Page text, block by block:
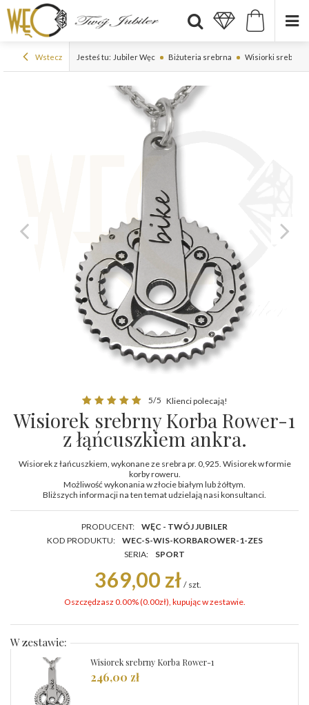
Wstecz Jesteś tu: Jubiler Węc Biżuteria srebrna Wisiorki srebrne
5/5 Klienci polecają!
Wisiorek srebrny Korba Rower-1
z łąńcuszkiem ankra.
Wisiorek z łańcuszkiem, wykonane ze srebra pr. 0,925. Wisiorek w formie
korby roweru.
Możliwość wykonania w złocie białym lub żółtym.
Bliższych informacji na ten temat udzielają nasi konsultanci.
PRODUCENT:
WĘC - TWÓJ JUBILER
KOD PRODUKTU:
WEC-S-WIS-KORBAROWER-1-ZES
SERIA:
SPORT
369,00 zł / szt.
Oszczędzasz 0.00% (0.00zł), kupując w zestawie.
W zestawie:
Wisiorek srebrny Korba Rower-1
246,00 zł